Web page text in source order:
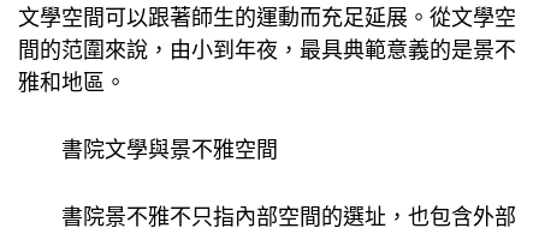
文學空間可以跟著師生的運動而充足延展。從文學空
間的范圍來說，由小到年夜，最具典範意義的是景不
雅和地區。
書院文學與景不雅空間
書院景不雅不只指內部空間的選址，也包含外部